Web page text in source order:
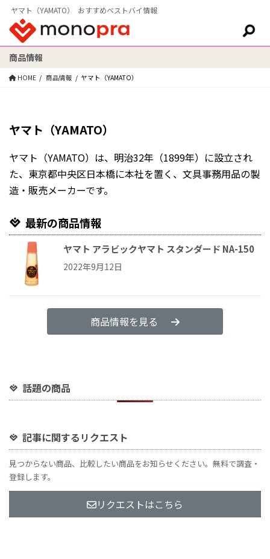
ヤマト（YAMATO） おすすめベストバイ情報
検索:
商品情報
HOME 商品情報 ヤマト（YAMATO）
ヤマト（YAMATO）
ヤマト（YAMATO）は、明治32年（1899年）に設立され
た、東京都中央区日本橋に本社を置く、文具事務用品の製
造・販売メーカーです。
最新の商品情報
ヤマト アラビックヤマト スタンダード NA-150
2022年9月12日
商品情報を見る
話題の商品
記事に関するリクエスト
見つからない商品、比較したい商品をお知らせください。無料で調査・
登録します。
リクエストはこちら